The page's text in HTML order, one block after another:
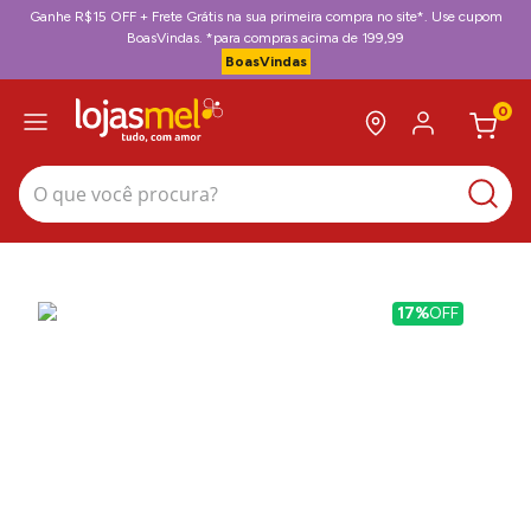
Ganhe R$15 OFF + Frete Grátis na sua primeira compra no site*. Use cupom
BoasVindas. *para compras acima de 199,99
BoasVindas
0
O que você procura?
17%OFF